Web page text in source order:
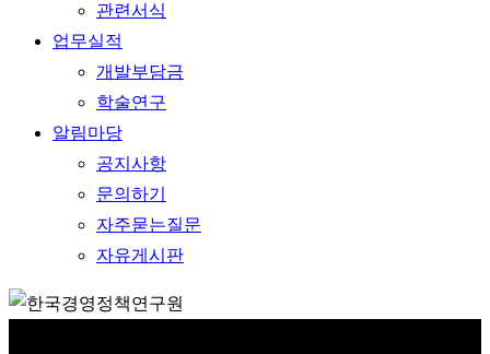
관련서식
업무실적
개발부담금
학술연구
알림마당
공지사항
문의하기
자주묻는질문
자유게시판